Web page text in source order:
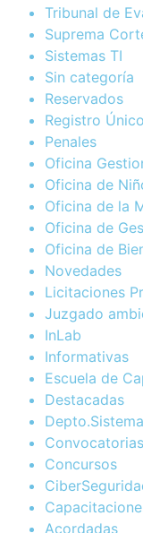
Tribunal de
Suprema
Sistemas TI
Sin categoría
Reservados
Registro
Penales
Oficina
Oficina de
Oficina de la
Oficina de
Oficina de
Novedades
Licitaciones
Juzgado
InLab
Informativas
Escuela de
Destacadas
Convocatorias
Concursos
Acordadas